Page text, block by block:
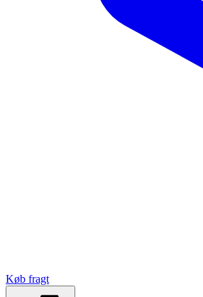
Køb fragt